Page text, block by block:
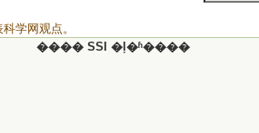
学网观点。
���� SSI �ļ�ʱ����